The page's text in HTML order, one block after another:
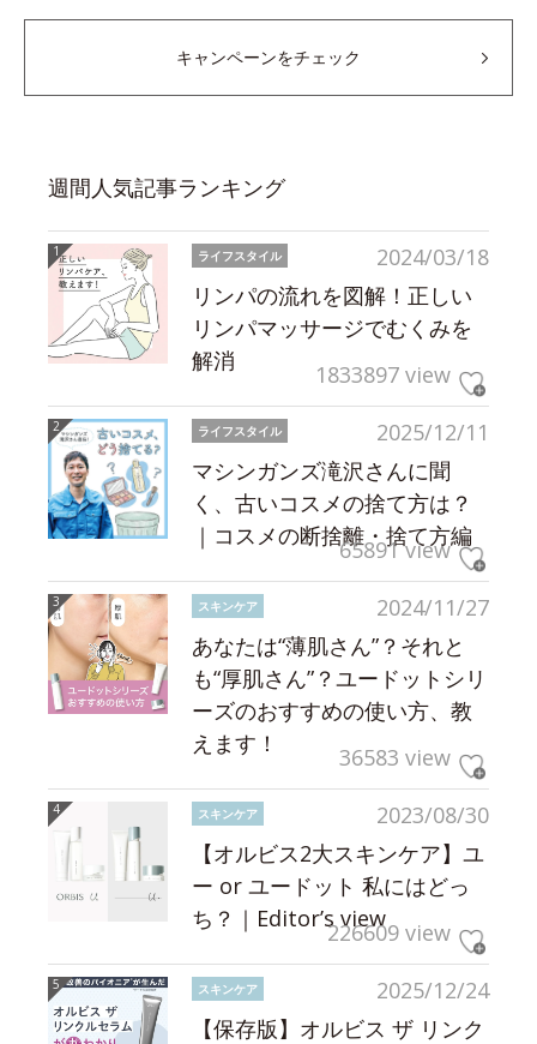
キャンペーンをチェック
週間人気記事ランキング
2024/03/18
ライフスタイル
リンパの流れを図解！正しい
リンパマッサージでむくみを
解消
1833897 view
2025/12/11
ライフスタイル
マシンガンズ滝沢さんに聞
く、古いコスメの捨て方は？
｜コスメの断捨離・捨て方編
65891 view
2024/11/27
スキンケア
あなたは“薄肌さん”？それと
も“厚肌さん”？ユードットシリ
ーズのおすすめの使い方、教
えます！
36583 view
2023/08/30
スキンケア
【オルビス2大スキンケア】ユ
ー or ユードット 私にはどっ
ち？｜Editor’s view226609 view
2025/12/24
スキンケア
【保存版】オルビス ザ リンク